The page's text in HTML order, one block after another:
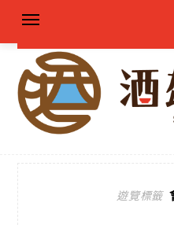
遊覽標籤